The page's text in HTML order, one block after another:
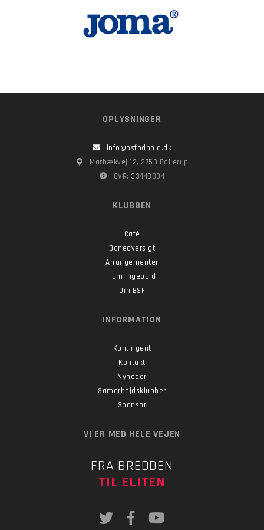
OPLYSNINGER
info@bsfodbold.dk
Marbækvej 12, 2750 Ballerup
CVR: 33440804
KLUBBEN
Café
Baneoversigt
Arrangementer
Tumlingebold
Om BSF
INFORMATION
Kontingent
Kontakt
Nyheder
Samarbejdsklubber
Sponsor
VI ER MED HELE VEJEN
FRA BREDDEN
TIL ELITEN